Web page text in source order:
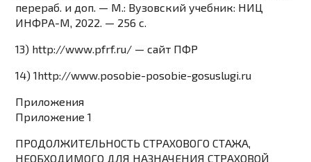
перераб. и доп. — М.: Вузовский учебник: НИЦ
ИНФРА-М, 2022. — 256 с.
13) http://www.pfrf.ru/ — сайт ПФР
14) 1http://www.posobie-posobie-gosuslugi.ru
Приложения
Приложение 1
ПРОДОЛЖИТЕЛЬНОСТЬ СТРАХОВОГО СТАЖА,
НЕОБХОДИМОГО ДЛЯ НАЗНАЧЕНИЯ СТРАХОВОЙ